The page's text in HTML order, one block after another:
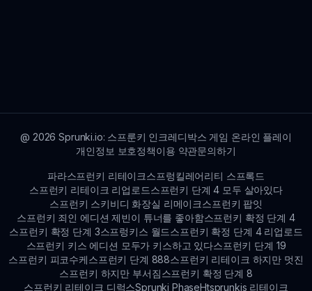
@ 2026 Sprunki.io: 스프룬키 인크레디박스 게임 온라인 플레이
개인정보 보호정책이용 약관문의하기
파라스프런키 리테이크스프렁킬레어리티 스프록드
스프런키 리테이크 리업로드스프런키 단계 4 모두 살아있다
스프런키 스키비디 화장실 리메이크스프런키 팝잇
스프런키 죄인 에디션 제빈이 튜너를 좋아함스프런키 확정 단계 4
스프런키 확정 단계 3스프렁키스 월드스프런키 확정 단계 4 리업로드
스프런키 키스 에디션 모두가 키스하고 있다스프런키 단계 19
스프런키 피코수케스프런키 단계 888스프런키 리테이크 하지만 멋진
스프런키 하지만 부서짐스프런키 확정 단계 8
스프런키 리테이크 디럭스Sprunki PhaseHtsprunkis 리테이크